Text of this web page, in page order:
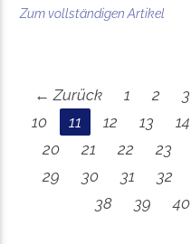
Zum vollständigen Artikel
← Zurück 1 2 3
10
11 12 13 14
20
21 22 23
29
30 31 32
38
39 40